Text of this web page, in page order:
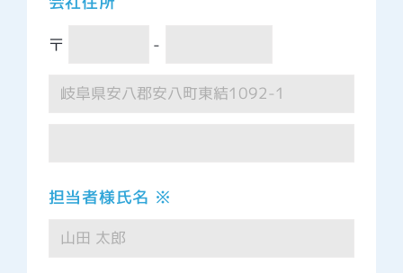
〒 -
担当者様氏名 ※